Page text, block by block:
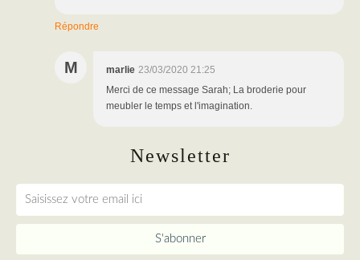
Répondre
M marlie 23/03/2020 21:25
Merci de ce message Sarah; La broderie pour
meubler le temps et l'imagination.
Newsletter